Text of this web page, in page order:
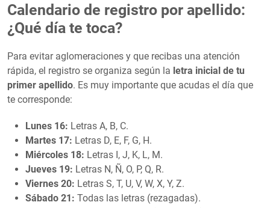
Calendario de registro por apellido:
¿Qué día te toca?
Para evitar aglomeraciones y que recibas una atención
rápida, el registro se organiza según la letra inicial de tu
primer apellido. Es muy importante que acudas el día que
te corresponde:
Lunes 16: Letras A, B, C.
Martes 17: Letras D, E, F, G, H.
Miércoles 18: Letras I, J, K, L, M.
Jueves 19: Letras N, Ñ, O, P, Q, R.
Viernes 20: Letras S, T, U, V, W, X, Y, Z.
Sábado 21: Todas las letras (rezagadas).